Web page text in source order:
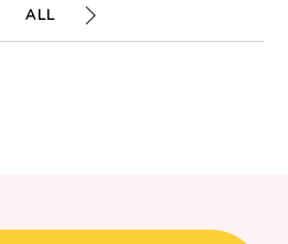
ALL